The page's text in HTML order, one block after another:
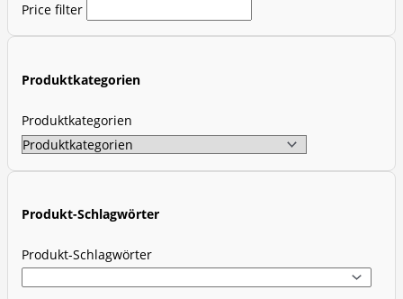
c
Price filter
Produktkategorien
Produktkategorien
Produkt-Schlagwörter
Produkt-Schlagwörter